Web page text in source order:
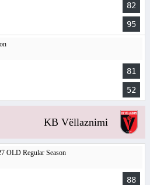
82
95
81
52
KB Vëllaznimi
OLD Regular Season
88